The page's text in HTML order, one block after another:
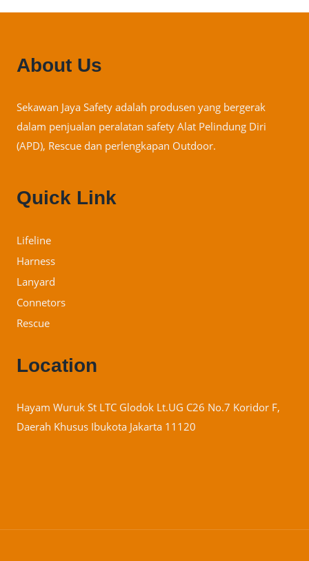
About Us
Sekawan Jaya Safety adalah produsen yang bergerak
dalam penjualan peralatan safety Alat Pelindung Diri
(APD), Rescue dan perlengkapan Outdoor.
Quick Link
Lifeline
Harness
Lanyard
Connetors
Rescue
Location
Hayam Wuruk St LTC Glodok Lt.UG C26 No.7 Koridor F,
Daerah Khusus Ibukota Jakarta 11120